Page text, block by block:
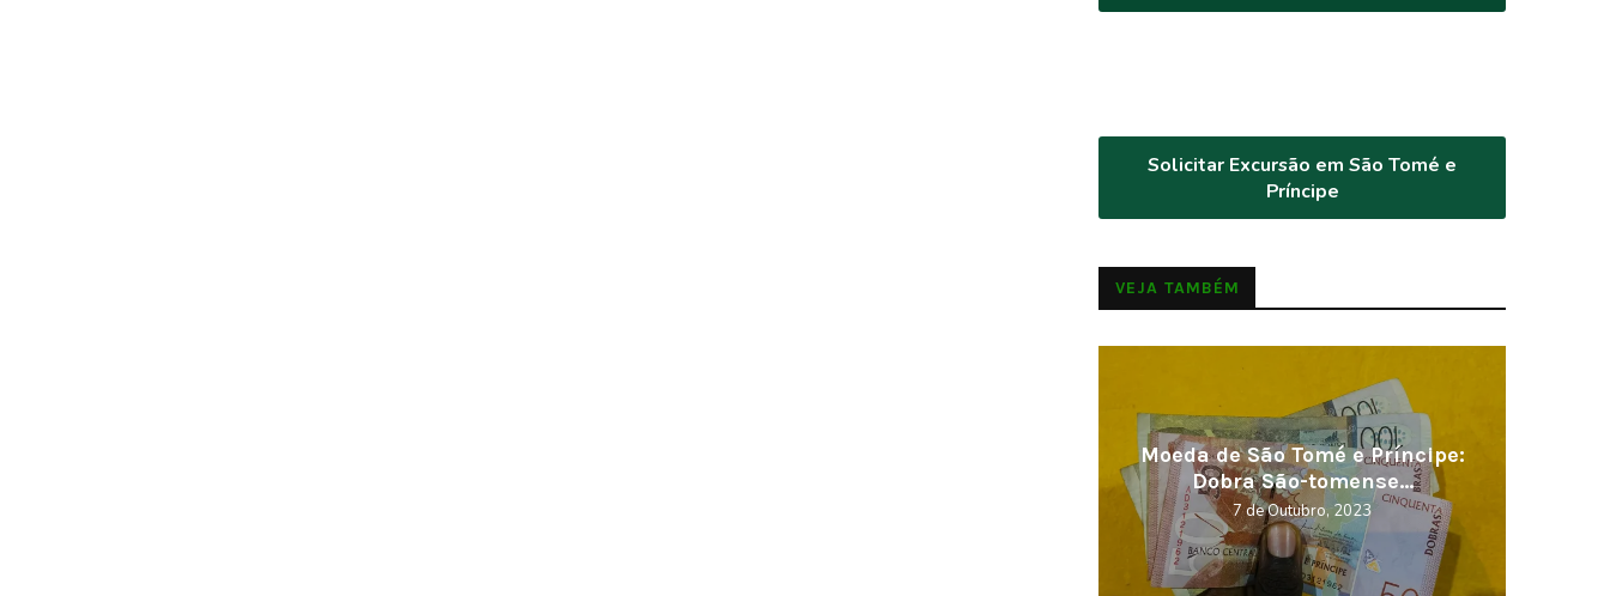
Solicitar Excursão em São Tomé e
Príncipe
VEJA TAMBÉM
Visitar em 2023, os melhores
destinos
5 de Novembro, 2022